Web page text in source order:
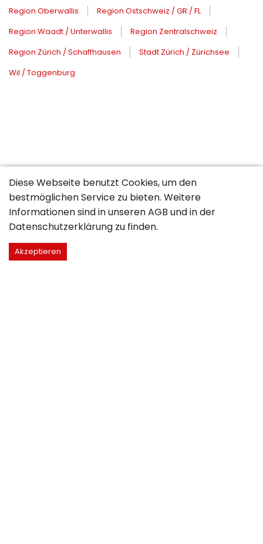
Region Oberwallis
Region Ostschweiz / GR / FL
Region Waadt / Unterwallis
Region Zentralschweiz
Region Zürich / Schaffhausen
Stadt Zürich / Zürichsee
Wil / Toggenburg
Diese Webseite benutzt Cookies, um den
bestmöglichen Service zu bieten. Weitere
Informationen sind in unserenAGB und in der
Datenschutzerklärung zu finden.
Akzeptieren